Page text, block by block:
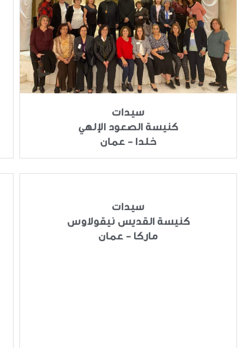
سيدات
كنيسة الصعود الإلهي
خلدا - عمان
سيدات
كنيسة القديس نيقولاوس
ماركا - عمان